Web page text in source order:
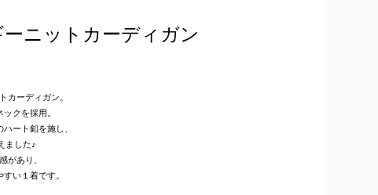
ニットカーディガン
カーディガン。
クを採用。
ート釦を施し、
ました♪
があり、
い１着です。